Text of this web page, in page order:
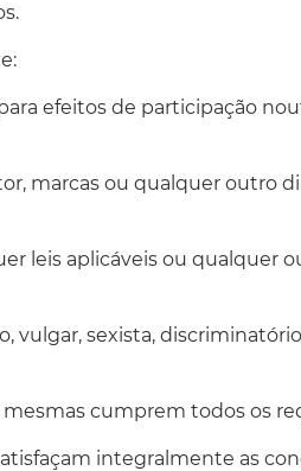
efeitos de participação
marcas ou qualquer outro
leis aplicáveis ou qualquer
vulgar, sexista,
cumprem todos os
integralmente as